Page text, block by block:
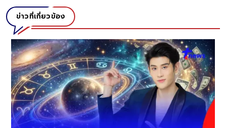
ข่าวที่เกี่ยวข้อง